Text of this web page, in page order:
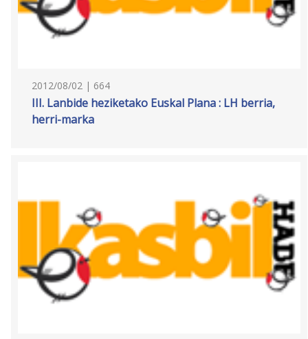
2012/08/02 | 664
III. Lanbide heziketako Euskal Plana : LH berria,
herri-marka